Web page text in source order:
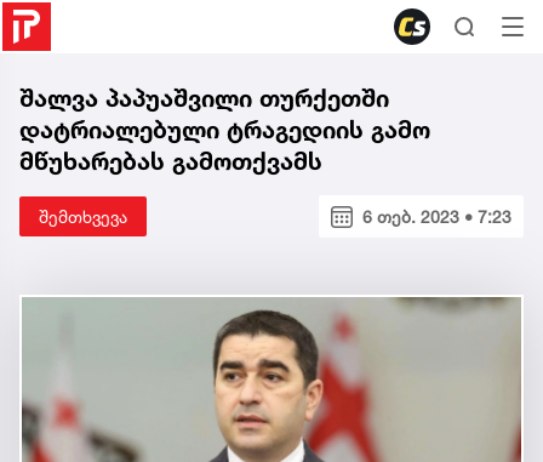
შალვა პაპუაშვილი თურქეთში
დატრიალებული ტრაგედიის გამო
მწუხარებას გამოთქვამს
შემთხვევა 6 თებ. 2023 • 7:23